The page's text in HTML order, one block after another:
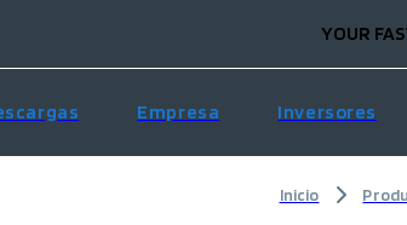
YOUR
Empresa Inversores
Inicio